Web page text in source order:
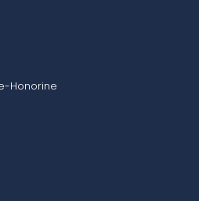
Honorine